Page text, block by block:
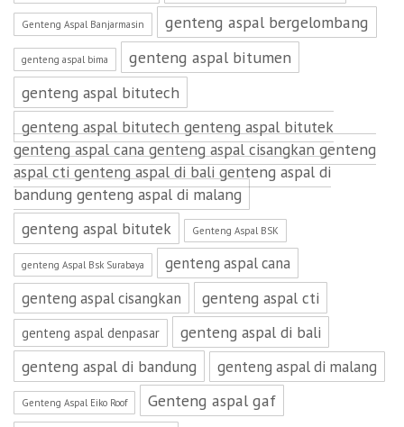
Genteng Aspal Banjarmasin genteng aspal bergelombang
genteng aspal bima
genteng aspal bitumen
genteng aspal bitutech
genteng aspal bitutech genteng aspal bitutek
genteng aspal cana genteng aspal cisangkan genteng
aspal cti genteng aspal di bali genteng aspal di
bandung genteng aspal di malang
genteng aspal bitutek
Genteng Aspal BSK
genteng Aspal Bsk Surabaya
genteng aspal cana
genteng aspal cisangkan
genteng aspal cti
genteng aspal denpasar
genteng aspal di bali
genteng aspal di bandung
genteng aspal di malang
Genteng Aspal Eiko Roof Genteng aspal gaf